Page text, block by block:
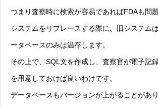
つまり査察時に検索が容易であればFDAも問
システムをリプレースする際に、旧システム
ータベースのみは温存します。
その上で、SQL文を作成し、査察官が電子記
を用意しておけば良いわけです。
データベースもバージョンが上がることがあ